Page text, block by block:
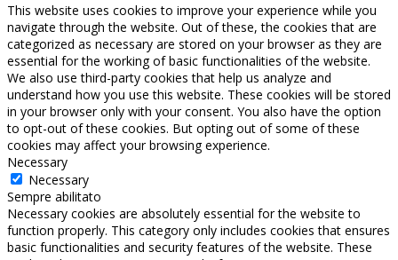
This website uses cookies to improve your experience while you
navigate through the website. Out of these, the cookies that are
categorized as necessary are stored on your browser as they are
essential for the working of basic functionalities of the website.
We also use third-party cookies that help us analyze and
understand how you use this website. These cookies will be stored
in your browser only with your consent. You also have the option
to opt-out of these cookies. But opting out of some of these
cookies may affect your browsing experience.
Necessary
Necessary
Sempre abilitato
Necessary cookies are absolutely essential for the website to
function properly. This category only includes cookies that ensures
basic functionalities and security features of the website. These